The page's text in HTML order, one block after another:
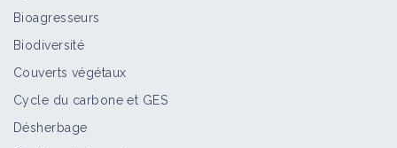
Bioagresseurs
Biodiversité
Couverts végétaux
Cycle du carbone et GES
Désherbage